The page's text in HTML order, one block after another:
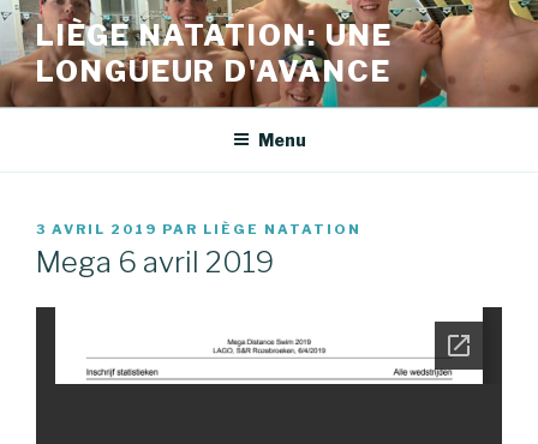
Aller
au
contenu
principal
LIÈGE NATATION: UNE
LONGUEUR D'AVANCE
Menu
PUBLIÉ
LE
3 AVRIL 2019 PAR LIÈGE NATATION
Mega 6 avril 2019